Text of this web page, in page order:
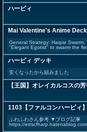
ハーピィ
Mai Valentine's Anime Deck
General Strategy: Harpie
"Elegant Egotist" to swarm the
ハーピィ デッキ
安くなったから組みました
【王国】オレイカルコスの
1103【ファルコンハーピィ】
ふわふわさん参考 ▼ブログ記事
https://